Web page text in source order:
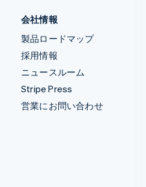
会社情報
製品ロードマップ
採用情報
ニュースルーム
Stripe Press
営業にお問い合わせ